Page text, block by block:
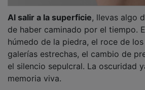
Al salir a la superficie, llevas algo
de haber caminado por el tiempo.
húmedo de la piedra, el roce de
galerías estrechas, el cambio de
el silencio sepulcral. La oscuridad
memoria viva.